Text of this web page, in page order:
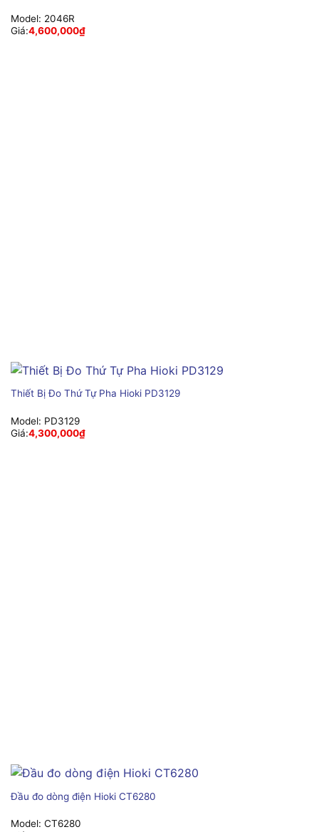
Model: 2046R
Giá:4,600,000₫
Thiết Bị Đo Thứ Tự Pha Hioki PD3129
Model: PD3129
Giá:4,300,000₫
Đầu đo dòng điện Hioki CT6280
Model: CT6280